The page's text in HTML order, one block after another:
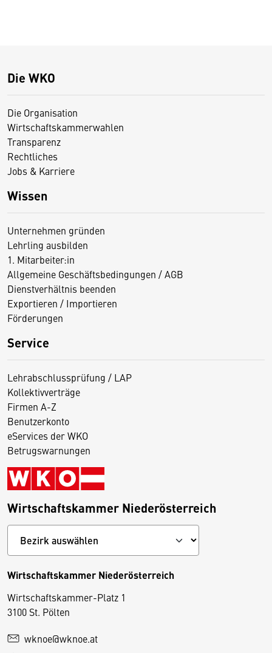
Die WKO
Die Organisation
Wirtschaftskammerwahlen
Transparenz
Rechtliches
Jobs & Karriere
Wissen
Unternehmen gründen
Lehrling ausbilden
1. Mitarbeiter:in
Allgemeine Geschäftsbedingungen / AGB
Dienstverhältnis beenden
Exportieren / Importieren
Förderungen
Service
Lehrabschlussprüfung / LAP
Kollektivverträge
Firmen A-Z
Benutzerkonto
eServices der WKO
Betrugswarnungen
Wirtschaftskammer Niederösterreich
Wirtschaftskammer Niederösterreich
Wirtschaftskammer-Platz 1
3100 St. Pölten
wknoe@wknoe.at
D
e